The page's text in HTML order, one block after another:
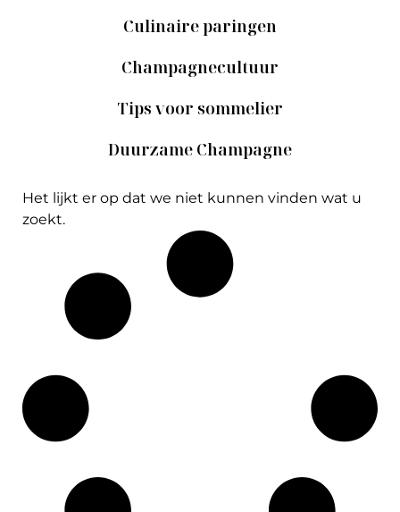
Culinaire paringen
Champagnecultuur
Tips voor sommelier
Duurzame Champagne
Het lijkt er op dat we niet kunnen vinden wat u
zoekt.